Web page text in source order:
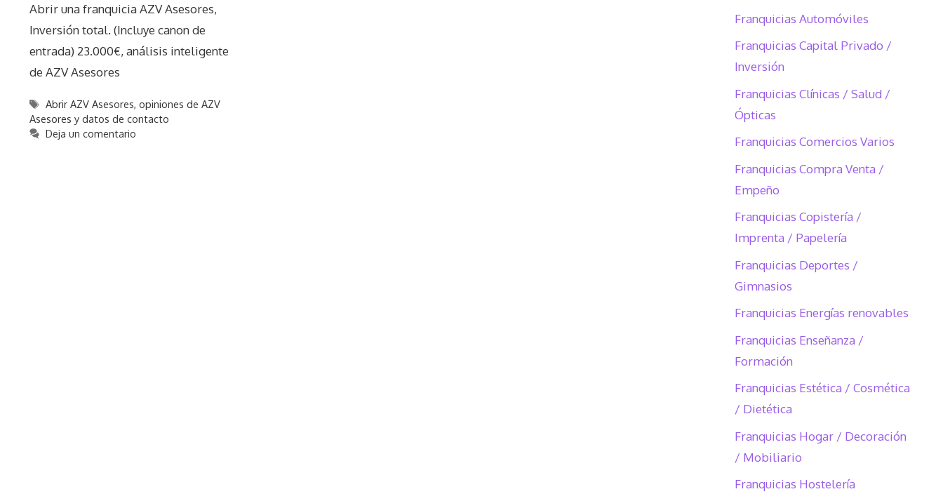
Abrir una franquicia AZV Asesores,
Inversión total. (Incluye canon de
entrada) 23.000€, análisis inteligente
de AZV Asesores
Etiquetas
Abrir AZV Asesores,opiniones de AZV
Asesores y datos de contacto
Deja un comentario
Franquicias Automóviles
Franquicias Capital Privado /
Inversión
Franquicias Clínicas / Salud /
Ópticas
Franquicias Comercios Varios
Franquicias Compra Venta /
Empeño
Franquicias Copistería /
Imprenta / Papelería
Franquicias Deportes /
Gimnasios
Franquicias Energías renovables
Franquicias Enseñanza /
Formación
Franquicias Estética / Cosmética
/ Dietética
Franquicias Hogar / Decoración
/ Mobiliario
Franquicias Hostelería